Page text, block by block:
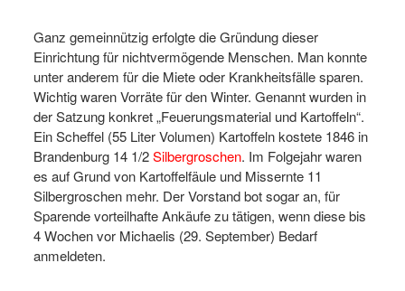
Ganz gemeinnützig erfolgte die Gründung dieser
Einrichtung für nichtvermögende Menschen. Man konnte
unter anderem für die Miete oder Krankheitsfälle sparen.
Wichtig waren Vorräte für den Winter. Genannt wurden in
der Satzung konkret „Feuerungsmaterial und Kartoffeln“.
Ein Scheffel (55 Liter Volumen) Kartoffeln kostete 1846 in
Brandenburg 14 1/2Silbergroschen. Im Folgejahr waren
es auf Grund von Kartoffelfäule und Missernte 11
Silbergroschen mehr. Der Vorstand bot sogar an, für
Sparende vorteilhafte Ankäufe zu tätigen, wenn diese bis
4 Wochen vor Michaelis (29. September) Bedarf
anmeldeten.